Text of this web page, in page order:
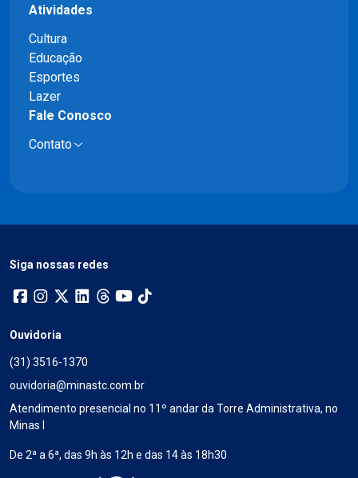
Atividades
Cultura
Educação
Esportes
Lazer
Fale Conosco
Contato
Siga nossas redes
Ouvidoria
(31) 3516-1370
ouvidoria@minastc.com.br
Atendimento presencial no 11º andar da Torre Administrativa, no
Minas I
De 2ª a 6ª, das 9h às 12h e das 14 às 18h30